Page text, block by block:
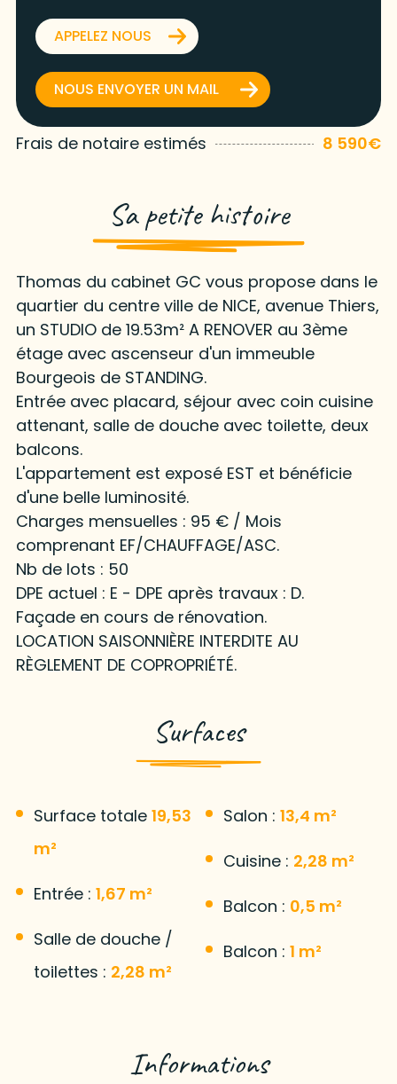
APPELEZ NOUS
NOUS ENVOYER UN MAIL
Frais de notaire estimés 8 590€
Sa petite histoire
Thomas du cabinet GC vous propose dans le
quartier du centre ville de NICE, avenue Thiers,
un STUDIO de 19.53m² A RENOVER au 3ème
étage avec ascenseur d'un immeuble
Bourgeois de STANDING.
Entrée avec placard, séjour avec coin cuisine
attenant, salle de douche avec toilette, deux
balcons.
L'appartement est exposé EST et bénéficie
d'une belle luminosité.
Charges mensuelles : 95 € / Mois
comprenant EF/CHAUFFAGE/ASC.
Nb de lots : 50
DPE actuel : E - DPE après travaux : D.
Façade en cours de rénovation.
LOCATION SAISONNIÈRE INTERDITE AU
RÈGLEMENT DE COPROPRIÉTÉ.
Surfaces
Surface totale 19,53
m²
Entrée : 1,67 m²
Salle de douche /
toilettes : 2,28 m²
Salon : 13,4 m²
Cuisine : 2,28 m²
Balcon : 0,5 m²
Balcon : 1 m²
Informations